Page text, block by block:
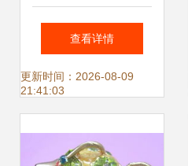
塑胶箱、周转箱与
塑料工艺品铸就行
查看详情
更新时间：2026-08-09
21:41:03